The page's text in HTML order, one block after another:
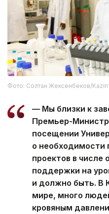
Фото: Солтан Жексенбеков/
— Мы близки к
Премьер-
посещении
о
проектов в
поддержки на
и должно быть. В
мире, много
кровяным